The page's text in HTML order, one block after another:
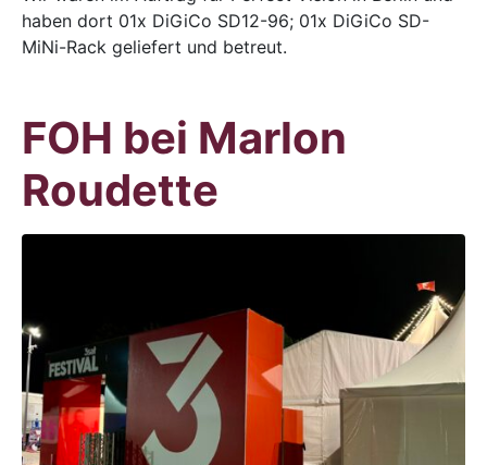
haben dort 01x DiGiCo SD12-96; 01x DiGiCo SD-
MiNi-Rack geliefert und betreut.
FOH bei Marlon
Roudette